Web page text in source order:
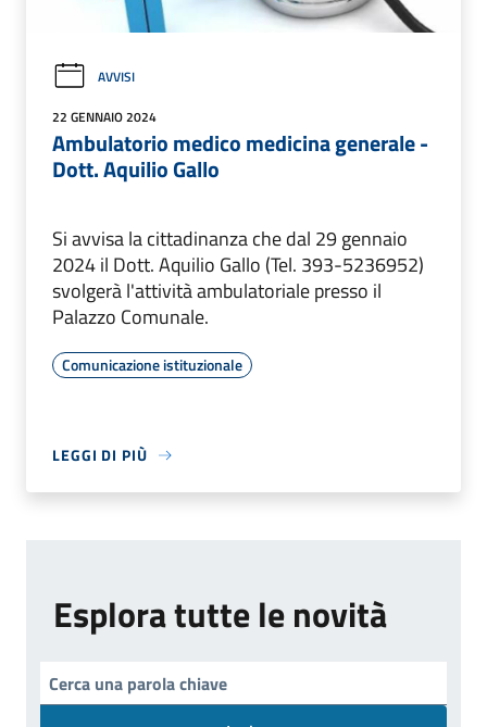
AVVISI
22 GENNAIO 2024
Ambulatorio medico medicina generale -
Dott. Aquilio Gallo
Si avvisa la cittadinanza che dal 29 gennaio
2024 il Dott. Aquilio Gallo (Tel. 393-5236952)
svolgerà l'attività ambulatoriale presso il
Palazzo Comunale.
Comunicazione istituzionale
LEGGI DI PIÙ
Esplora tutte le novità